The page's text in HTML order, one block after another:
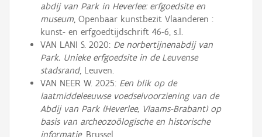
abdij van Park in Heverlee: erfgoedsite en
museum, Openbaar kunstbezit Vlaanderen :
kunst- en erfgoedtijdschrift 46-6, s.l.
VAN LANI S. 2020: De norbertijnenabdij van
Park. Unieke erfgoedsite in de Leuvense
stadsrand, Leuven.
VAN NEER W. 2025: Een blik op de
laatmiddeleeuwse voedselvoorziening van de
Abdij van Park (Heverlee, Vlaams-Brabant) op
basis van archeozoölogische en historische
informatie, Brussel.